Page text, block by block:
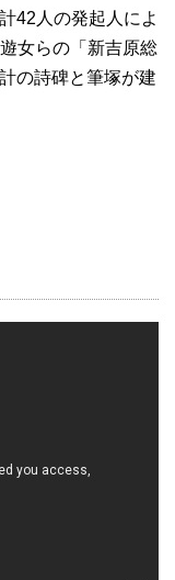
42人の発起人によ
女らの「新吉原総
の詩碑と筆塚が建